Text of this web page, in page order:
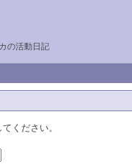
の活動日記
ください。